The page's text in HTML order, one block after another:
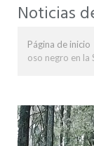
Noticias
Página de inicio
oso negro en la